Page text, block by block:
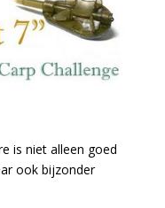
is niet alleen goed
ook bijzonder